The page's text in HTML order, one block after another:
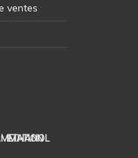
ventes
ETHANOL